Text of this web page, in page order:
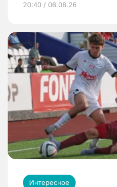
20:40 / 06.08.26
Интересное